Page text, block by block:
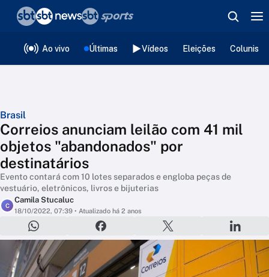
Ao vivo Últimas Vídeos Eleições
Brasil
Correios anunciam leilão com 41 mil
objetos "abandonados" por
destinatários
Evento contará com 10 lotes separados e engloba peças de
vestuário, eletrônicos, livros e bijuterias
C
Camila Stucaluc
18/10/2022, 07:39 • Atualizado há 2 anos
❮voltar
Editorias